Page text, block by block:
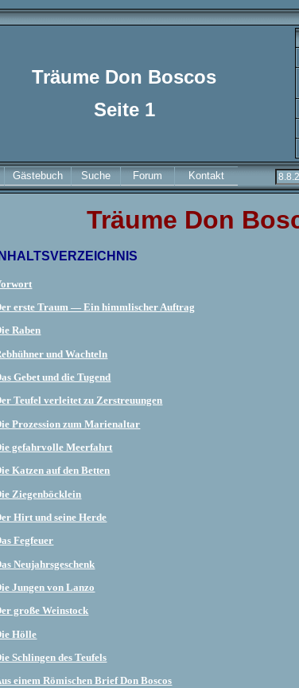
Träume Don Boscos
Seite 1
Gästebuch Suche Forum Kontakt
Träume Don
INHALTSVERZEICHNIS
erste Traum — Ein himmlischer Auftrag
Raben
und Wachteln
Gebet und die Tugend
Teufel verleitet zu Zerstreuungen
Prozession zum Marienaltar
gefahrvolle Meerfahrt
Katzen auf den Betten
Ziegenböcklein
Hirt und seine Herde
Fegfeuer
Neujahrsgeschenk
Jungen von Lanzo
große Weinstock
Hölle
Schlingen des Teufels
einem Römischen Brief Don Boscos